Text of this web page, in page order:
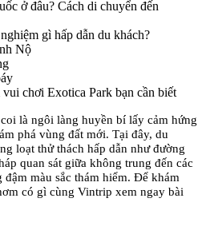
ở đâu? Cách di chuyển đến
gì hấp dẫn du khách?
Nộ
chơi Exotica Park bạn cần biết
là ngôi làng huyền bí lấy cảm hứng
phá vùng đất mới. Tại đây, du
loạt thử thách hấp dẫn như đường
quan sát giữa không trung đến các
màu sắc thám hiểm. Để khám
có gì cùng Vintrip xem ngay bài